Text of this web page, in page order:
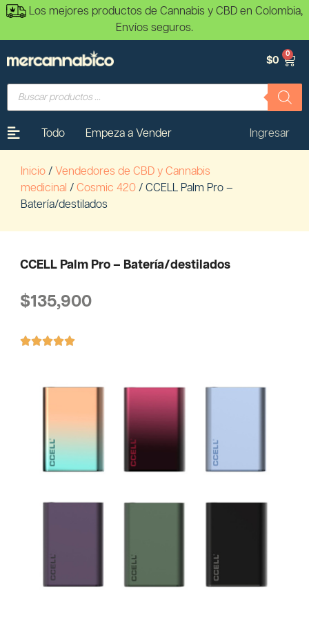
Los mejores productos de Cannabis y CBD en Colombia,
Envíos seguros.
$0
0
Todo Empeza a Vender Ingresar
Inicio / Vendedores de CBD y Cannabis
medicinal / Cosmic 420 / CCELL Palm Pro –
Batería/destilados
CCELL Palm Pro – Batería/destilados
$135,900
